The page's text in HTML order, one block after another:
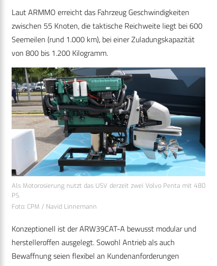
Laut ARMMO erreicht das Fahrzeug Geschwindigkeiten
zwischen 55 Knoten, die taktische Reichweite liegt bei 600
Seemeilen (rund 1.000 km), bei einer Zuladungskapazität
von 800 bis 1.200 Kilogramm.
Als Motorosierung nutzt das USV derzeit zwei Volvo Penta mit 480
PS.
Foto: CPM / Navid Linnemann
Konzeptionell ist der ARW39CAT-A bewusst modular und
herstelleroffen ausgelegt. Sowohl Antrieb als auch
Bewaffnung seien flexibel an Kundenanforderungen